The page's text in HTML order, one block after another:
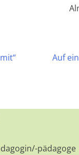
Auf
pädagoge